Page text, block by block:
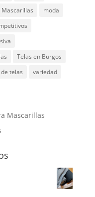
Mascarillas
moda
Telas en Burgos
telas variedad
Mascarillas